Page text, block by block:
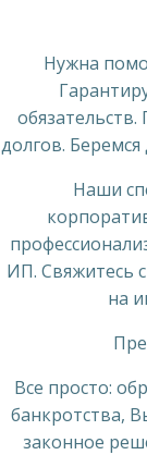
Нужна
долгов.
Наши
ИП. Свяжитесь
на
Все просто:
банкротства,
законное